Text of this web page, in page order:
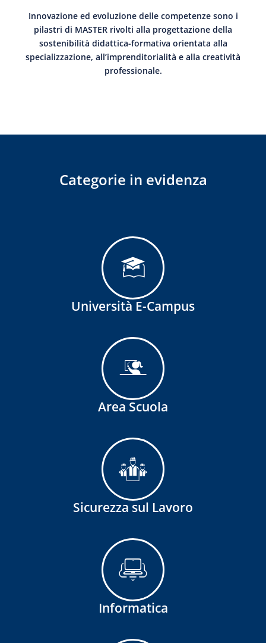
Innovazione ed evoluzione delle competenze sono i
pilastri di MASTER rivolti alla progettazione della
sostenibilità didattica-formativa orientata alla
specializzazione, all’imprenditorialità e alla creatività
professionale.
Categorie in evidenza
Università E-Campus
Area Scuola
Sicurezza sul Lavoro
Informatica